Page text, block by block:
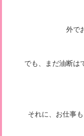
外で
でも、まだ油断は
それに、お仕事